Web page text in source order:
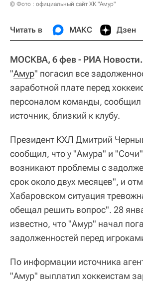
© Фото : официальный сайт ХК "Амур"
Читать в МАКС Дзен
МОСКВА, 6 фев - РИА Новости.
"Амур" погасил все
заработной плате перед
персоналом команды,
источник, близкий к клубу.
Президент КХЛ Дмитрий
сообщил, что у "Амура" и
возникают проблемы с
срок около двух месяцев", и
Хабаровском ситуация
обещал решить вопрос". 28
известно, что "Амур" начал
задолженностей перед
По информации источника
"Амур" выплатил хоккеистам